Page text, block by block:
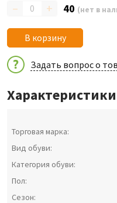
– + 40 (нет в
В корзину
Задать вопрос о
Торговая марка:
Вид обуви:
Категория обуви:
Пол:
Сезон: